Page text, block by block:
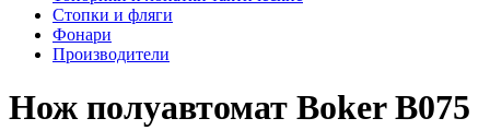
Стопки и фляги
Фонари
Производители
Нож полуавтомат Boker B075